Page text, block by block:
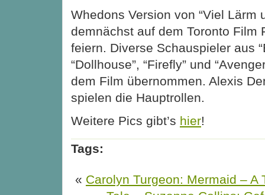
Whedons Version von “Viel Lärm
demnächst auf dem Toronto Film
feiern. Diverse Schauspieler aus
“Dollhouse”, “Firefly” und
dem Film übernommen. Alexis
spielen die Hauptrollen.
Weitere Pics gibt’s hier!
Tags:
« Carolyn Turgeon: Mermaid – A